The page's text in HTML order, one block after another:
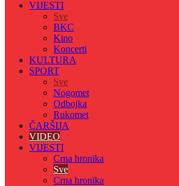
VIJESTI
Sve
BKC
Kino
Koncerti
KULTURA
SPORT
Sve
Nogomet
Odbojka
Rukomet
ČARŠIJA
VIDEO
VIJESTI
Crna hronika
Sve
Crna hronika